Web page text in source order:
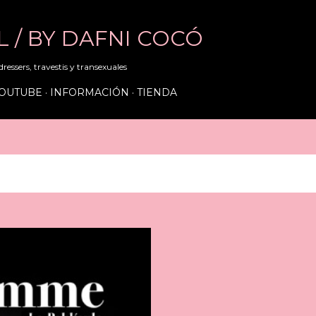
/ BY DAFNI COCÓ
travestis y transexuales
INFORMACIÓN TIENDA